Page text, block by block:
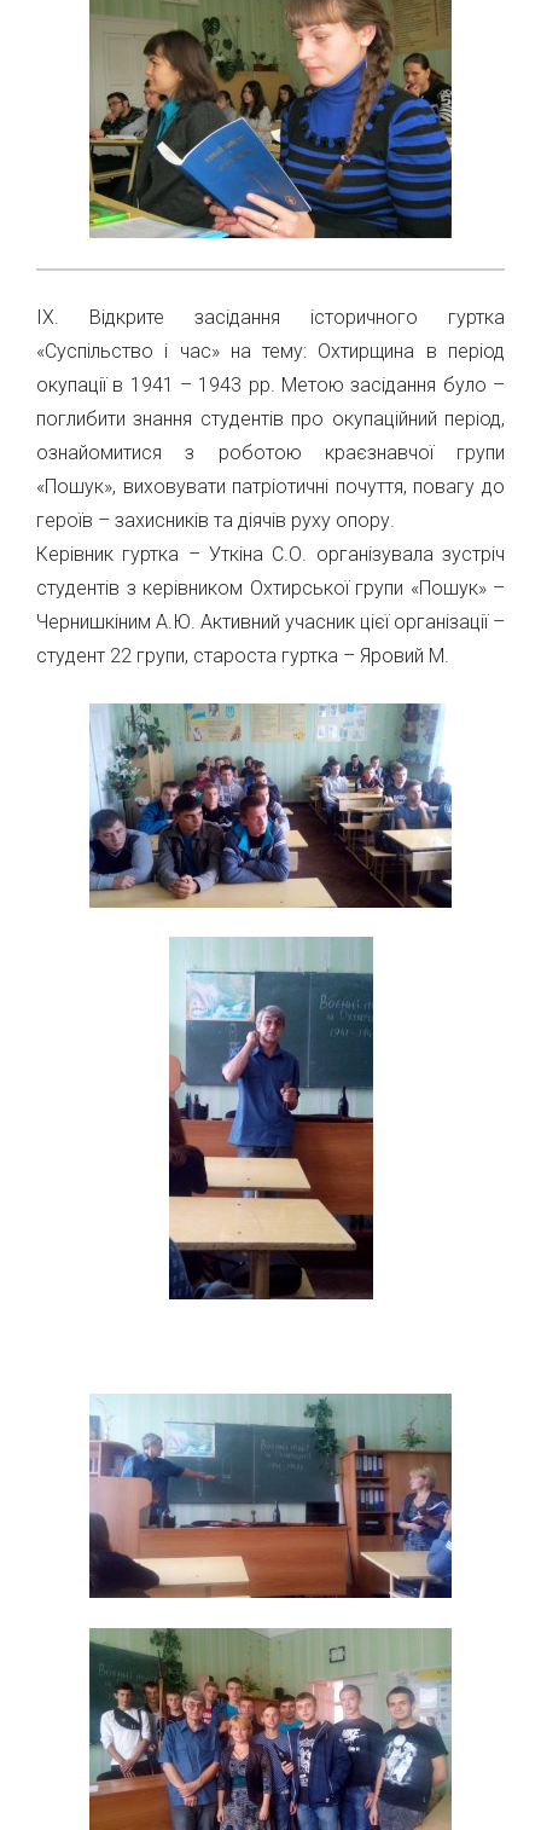
ІХ. Відкрите засідання історичного гуртка
«Суспільство і час» на тему: Охтирщина в період
окупації в 1941 – 1943 рр. Метою засідання було –
поглибити знання студентів про окупаційний період,
ознайомитися з роботою краєзнавчої групи
«Пошук», виховувати патріотичні почуття, повагу до
героїв – захисників та діячів руху опору.
Керівник гуртка – Уткіна С.О. організувала зустріч
студентів з керівником Охтирської групи «Пошук» –
Чернишкіним А.Ю. Активний учасник цієї організації –
студент 22 групи, староста гуртка – Яровий М.